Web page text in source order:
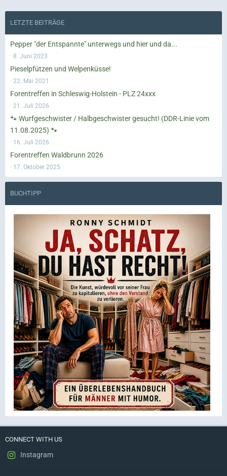
LETZTE BEITRÄGE
Pepper "der Entspannte" unterwegs und hier und da...
8. Juni 2023
Pieselpfützen und Welpenküsse!
22. Mai 2021
Forentreffen in Schleswig-Holstein - PLZ 24xxx
21. Juli 2026
🐾 Wurfgeschwister / Halbgeschwister gesucht! (DDR-Linie vom
11.08.2025) 🐾
16. Juli 2026
Forentreffen Waldbrunn 2026
17. Oktober 2025
BUCHTIPP
CONNECT WITH US
Instagram